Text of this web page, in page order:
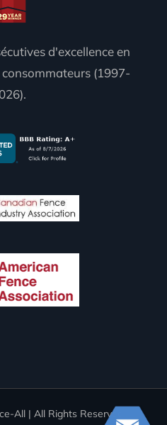
d'excellence en
(1997-
All | All Rights Reserved